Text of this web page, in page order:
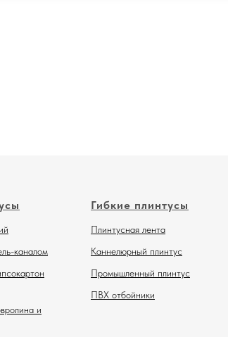
каналом
и
Гибкие плинтусы
Плинтусная лента
Каннелюрный плинтус
Промышленный плинтус
ПВХ отбойники